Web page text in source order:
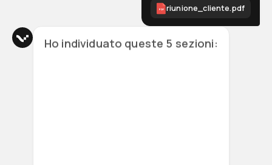
PDF riunione_cliente.pdf
Ho individuato queste 5 sezioni: